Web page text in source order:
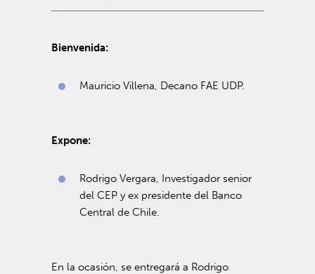
Bienvenida:
Mauricio Villena, Decano FAE UDP.
Expone:
Rodrigo Vergara, Investigador senior
del CEP y ex presidente del Banco
Central de Chile.
En la ocasión, se entregará a Rodrigo